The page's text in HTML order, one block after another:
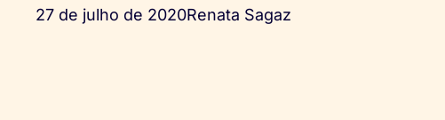
27 de julho de 2020Renata Sagaz